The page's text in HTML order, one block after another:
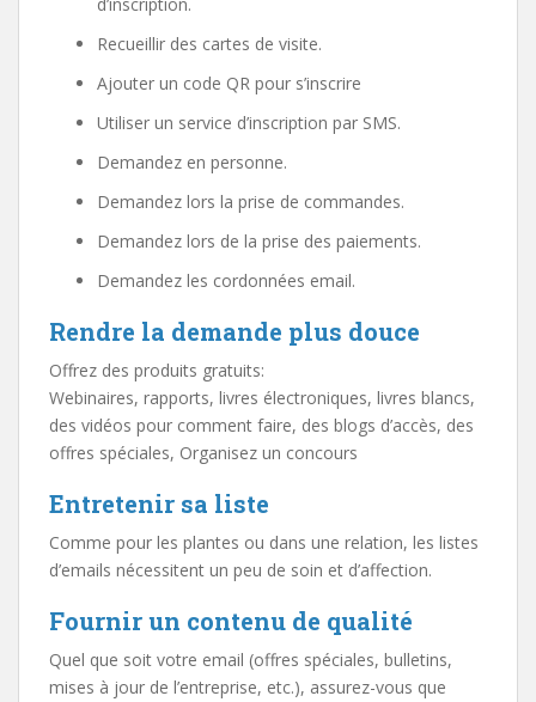
Recueillir des cartes de visite.
Ajouter un code QR pour s’inscrire
Utiliser un service d’inscription par SMS.
Demandez en personne.
Demandez lors la prise de commandes.
Demandez lors de la prise des paiements.
Demandez les cordonnées email.
Rendre la demande plus douce
Offrez des produits gratuits:
Webinaires, rapports, livres électroniques, livres blancs,
des vidéos pour comment faire, des blogs d’accès, des
offres spéciales, Organisez un concours
Entretenir sa liste
Comme pour les plantes ou dans une relation, les listes
d’emails nécessitent un peu de soin et d’affection.
Fournir un contenu de qualité
Quel que soit votre email (offres spéciales, bulletins,
mises à jour de l’entreprise, etc.), assurez-vous que